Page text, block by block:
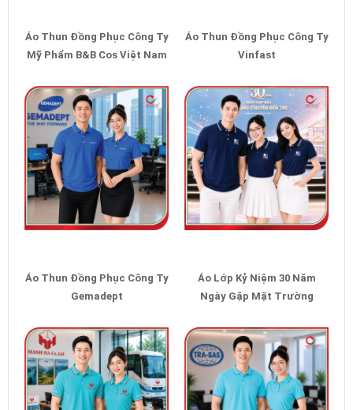
Áo Thun Đồng Phục Công Ty
Mỹ Phẩm B&B Cos Việt Nam
Áo Thun Đồng Phục Công Ty
Vinfast
Áo Thun Đồng Phục Công Ty
Gemadept
Áo Lớp Kỷ Niệm 30 Năm
Ngày Gặp Mặt Trường